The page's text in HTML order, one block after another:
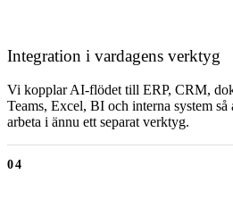
Integration i vardagens verktyg
Vi kopplar AI-flödet till ERP, CRM,
Teams, Excel, BI och interna system
arbeta i ännu ett separat verktyg.
04